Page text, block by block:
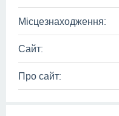
Місцезнаходження:
Сайт:
Про сайт: